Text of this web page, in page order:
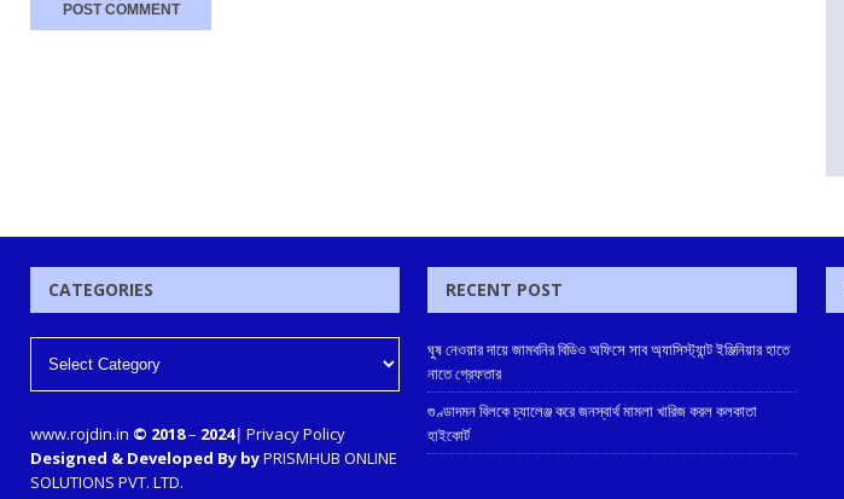
CATEGORIES
www.rojdin.in © 2018– 2024| Privacy Policy
Designed & Developed By byPRISMHUB ONLINE
SOLUTIONS PVT. LTD.
RECENT POST
ঘুষ নেওয়ার দায়ে জামবনির বিডিও অফিসে সাব অ্যাসিস্ট্যান্ট ইঞ্জিনিয়ার হাতে
নাতে গ্রেফতার
গুণ্ডাদমন বিলকে চ্যালেঞ্জ করে জনস্বার্থ মামলা খারিজ করল কলকাতা
হাইকোর্ট